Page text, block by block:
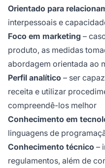
Orientado para
interpessoais e
Foco em marketing –
produto, as medidas
abordagem orientada ao
Perfil analítico – ser
receita e utilizar
compreendê-los melhor
Conhecimento em
linguagens de
Conhecimento técnico –
regulamentos, além de